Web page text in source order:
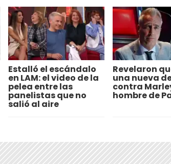
Estalló el escándalo
en LAM: el video de la
pelea entre las
panelistas que no
salió al aire
Revelaron
una nueva
contra
hombre de